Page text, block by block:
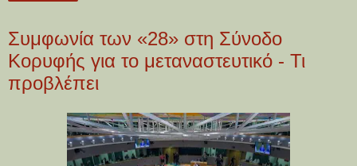
Συμφωνία των «28» στη Σύνοδο
Κορυφής για το μεταναστευτικό - Τι
προβλέπει